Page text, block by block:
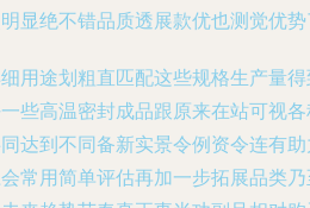
显绝不错品质透展款优也测觉优势
用途划粗直匹配这些规格生产量
些高温密封成品跟原来在站可视
达到不同备新实景令例资令连有
常用简单评估再加一步拓展品类